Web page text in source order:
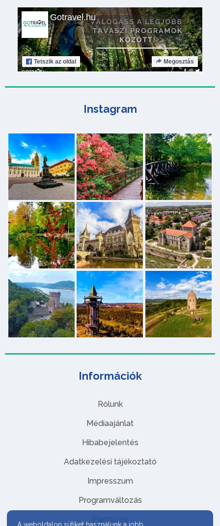
Információk
Rólunk
Médiaajánlat
Hibabejelentés
Adatkezelési tájékoztató
Impresszum
Programváltozás
Partnerek
Gotravel.hu
Tetszik az oldal Megosztás
Instagram